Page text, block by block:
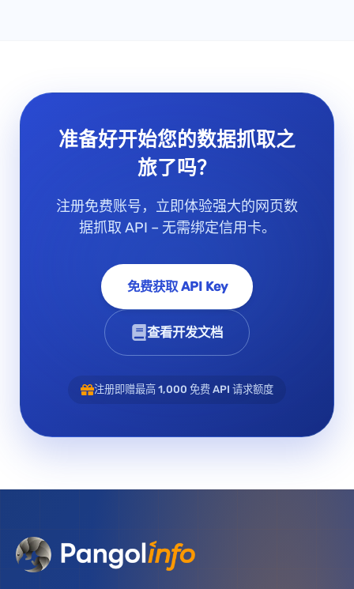
准备好开始您的数据抓取之
旅了吗？
注册免费账号，立即体验强大的网页数
据抓取 API – 无需绑定信用卡。
免费获取 API Key
查看开发文档
注册即赠最高 1,000 免费 API 请求额度